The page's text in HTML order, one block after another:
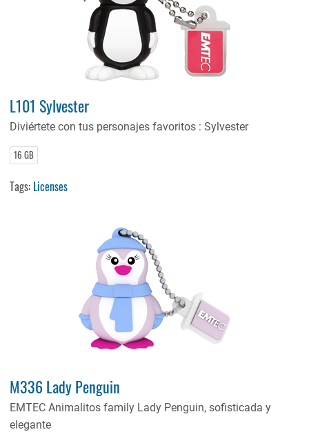
L101 Sylvester
Diviértete con tus personajes favoritos : Sylvester
16 GB
Tags: Licenses
M336 Lady Penguin
EMTEC Animalitos family Lady Penguin,sofisticada y
elegante